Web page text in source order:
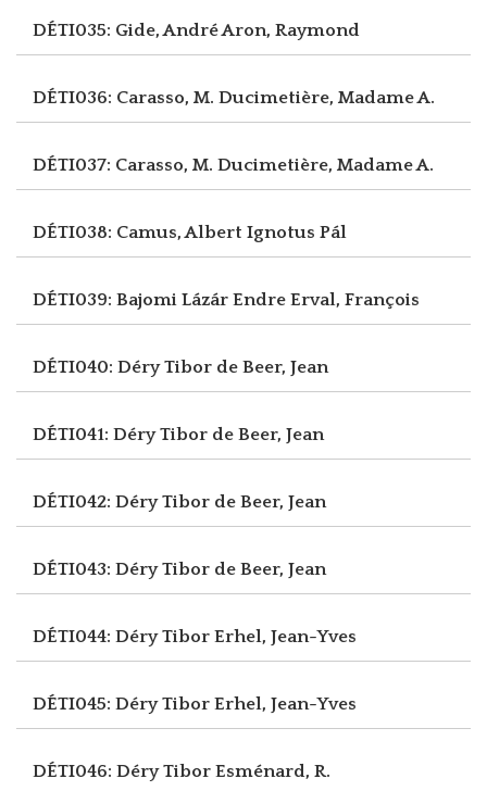
DÉTI035: Gide, AndréAron, Raymond
DÉTI036: Carasso, M. Ducimetière, Madame A.
DÉTI037: Carasso, M. Ducimetière, Madame A.
DÉTI038: Camus, Albert Ignotus Pál
DÉTI039: Bajomi Lázár Endre Erval, François
DÉTI040: Déry Tibor de Beer, Jean
DÉTI041: Déry Tibor de Beer, Jean
DÉTI042: Déry Tibor de Beer, Jean
DÉTI043: Déry Tibor de Beer, Jean
DÉTI044: Déry Tibor Erhel, Jean-Yves
DÉTI045: Déry Tibor Erhel, Jean-Yves
DÉTI046: Déry Tibor Esménard, R.